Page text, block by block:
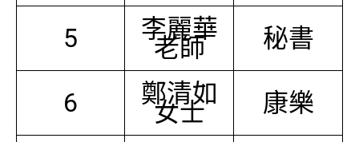
5 李麗華
老師 秘書
6 鄭清如
女士 康樂